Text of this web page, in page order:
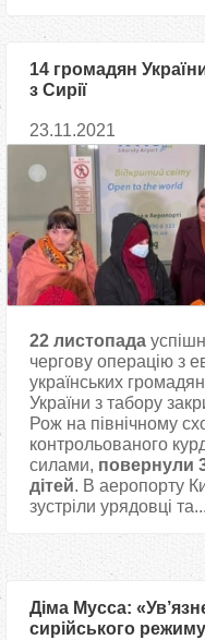
14 громадян
з Сирії
23.11.2021
22 листопада
чергову операцію з
українських
України з табору
Рож на північному
контрольованого
силами, повернули 3
дітей. В аеропорту
зустріли урядовці та...
Діма Мусса:
сирійського